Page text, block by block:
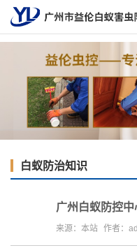
白蚁防治知识
广州白蚁防控
来源：本站 作者：